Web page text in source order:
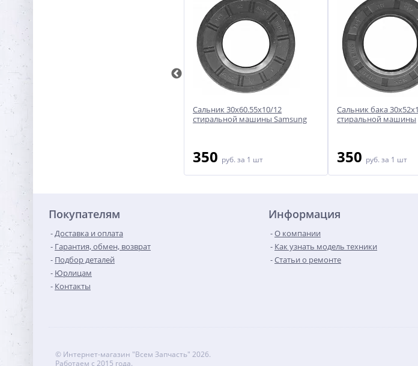
Сальник 30x60.55x10/12
стиральной машины Samsung
350 руб. за 1 шт
Сальник бака
стиральной машины
350 руб. за 1 шт
Покупателям
Доставка и оплата
Гарантия, обмен, возврат
Подбор деталей
Юрлицам
Контакты
Информация
О компании
Как узнать модель техники
Статьи о ремонте
© Интернет-магазин "Всем Запчасть" 2026.
Работаем с 2015 года.